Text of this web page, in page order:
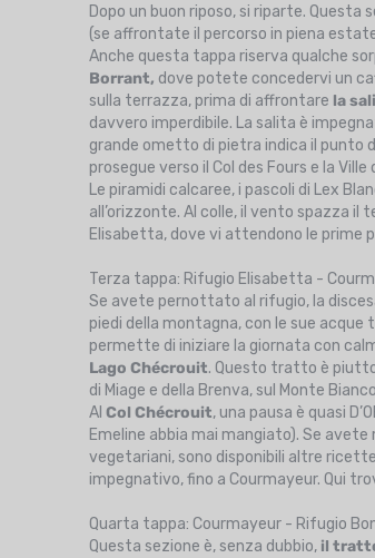
Dopo un buon riposo, si riparte. Questa
(se affrontate il percorso in piena
Anche questa tappa riserva qualche
Borrant, dove potete concedervi un
sulla terrazza, prima di affrontare la
davvero imperdibile. La salita è
grande ometto di pietra indica il punto
prosegue verso il Col des Fours e la
Le piramidi calcaree, i pascoli di Lex
all’orizzonte. Al colle, il vento spazza il
Elisabetta, dove vi attendono le prime
Terza tappa: Rifugio Elisabetta -
Se avete pernottato al rifugio, la
piedi della montagna, con le sue
permette di iniziare la giornata con
Lago Chécrouit. Questo tratto è
di Miage e della Brenva, sul Monte
Al Col Chécrouit, una pausa è quasi
Emeline abbia mai mangiato). Se avete
vegetariani, sono disponibili altre
impegnativo, fino a Courmayeur. Qui
Quarta tappa: Courmayeur - Rifugio
Questa sezione è, senza dubbio, il